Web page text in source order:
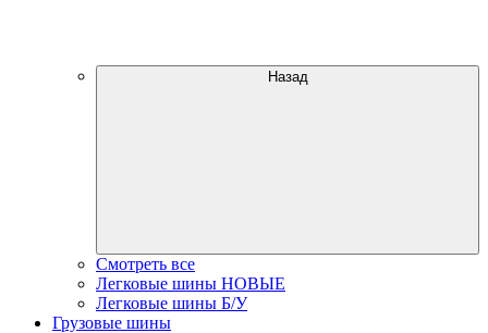
Назад
Смотреть все
Легковые шины НОВЫЕ
Легковые шины Б/У
Грузовые шины